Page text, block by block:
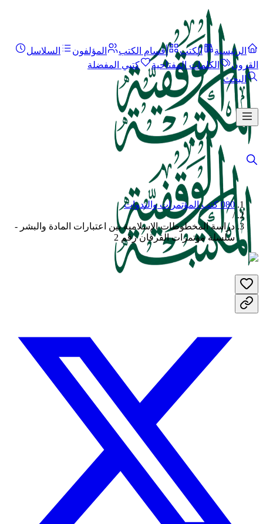
الرئيسية الكتب أقسام الكتب المؤلفون
السلاسل
القرون
الكلمات المفتاحية
كتبي المفضلة
البحث
080 كتب المؤتمرات والندوات
/
دراسة المخطوطات الإسلامية بين اعتبارات المادة والبشر -
سلسلة مؤتمرات الفرقان رقم 2